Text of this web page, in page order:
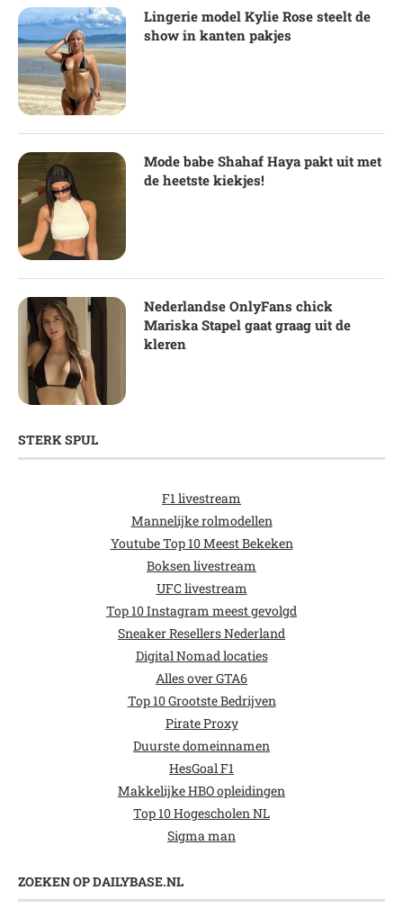
Lingerie model Kylie Rose steelt de
show in kanten pakjes
Mode babe Shahaf Haya pakt uit met
de heetste kiekjes!
Nederlandse OnlyFans chick
Mariska Stapel gaat graag uit de
kleren
STERK SPUL
F1 livestream
Mannelijke rolmodellen
Youtube Top 10 Meest Bekeken
Boksen livestream
UFC livestream
Top 10 Instagram meest gevolgd
Sneaker Resellers Nederland
Digital Nomad locaties
Alles over GTA6
Top 10 Grootste Bedrijven
Pirate Proxy
Duurste domeinnamen
HesGoal F1
Makkelijke HBO opleidingen
Top 10 Hogescholen NL
Sigma man
ZOEKEN OP DAILYBASE.NL